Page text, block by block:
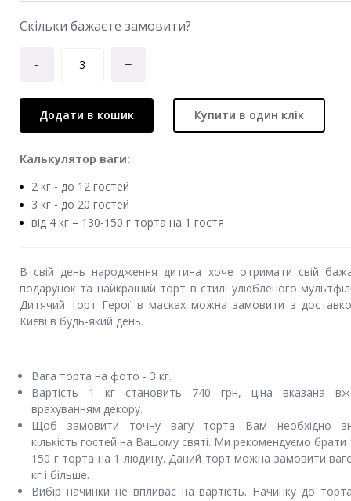
Скільки бажаєте замовити?
- +
Додати в кошик Купити в один клік
Калькулятор ваги:
2 кг - до 12 гостей
3 кг - до 20 гостей
від 4 кг – 130-150 г торта на 1 гостя
В свій день народження дитина хоче отримати свій
подарунок та найкращий торт в стилі улюбленого
Дитячий торт Герої в масках можна замовити з
Києві в будь-який день.
Вага торта на фото - 3 кг.
Вартість 1 кг становить 740 грн, ціна вказана
врахуванням декору.
Щоб замовити точну вагу торта Вам необхідно
кількість гостей на Вашому святі. Ми рекомендуємо брати
150 г торта на 1 людину. Даний торт можна замовити
кг і більше.
Вибір начинки не впливає на вартість. Начинку до